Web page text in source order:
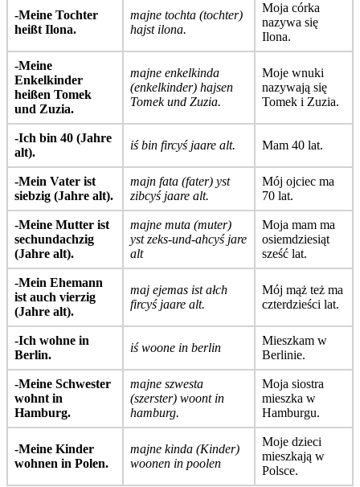
-Meine Tochter
heißt Ilona.
majne tochta (tochter)
hajst ilona.
Moja córka
nazywa się
Ilona.
-Meine
Enkelkinder
heißen Tomek
und Zuzia.
majne enkelkinda
(enkelkinder) hajsen
Tomek und Zuzia.
Moje wnuki
nazywają się
Tomek i Zuzia.
-Ich bin 40 (Jahre
alt).
iś bin fircyś jaare alt. Mam 40 lat.
-Mein Vater ist
siebzig (Jahre alt).
majn fata (fater) yst
zibcyś jaare alt.
Mój ojciec ma
70 lat.
-Meine Mutter ist
sechundachzig
(Jahre alt).
majne muta (muter)
yst zeks-und-ahcyś jare
alt
Moja mam ma
osiemdziesiąt
sześć lat.
-Mein Ehemann
ist auch vierzig
(Jahre alt).
maj ejemas ist ałch
fircyś jaare alt.
Mój mąż też ma
czterdzieści lat.
-Ich wohne in
Berlin.
iś woone in berlin
Mieszkam w
Berlinie.
-Meine Schwester
wohnt in
Hamburg.
majne szwesta
(szerster) woont in
hamburg.
Moja siostra
mieszka w
Hamburgu.
-Meine Kinder
wohnen in Polen.
majne kinda (Kinder)
woonen in poolen
Moje dzieci
mieszkają w
Polsce.